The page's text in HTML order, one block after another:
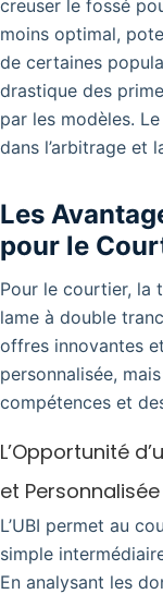
creuser le fossé
moins optimal,
de certaines
drastique des
par les modèles.
dans l’arbitrage et
Les
pour le
Pour le courtier, la
lame à double
offres innovantes
personnalisée,
compétences et
L’Opportunité
et Personnalisée
L’UBI permet au
simple
En analysant les